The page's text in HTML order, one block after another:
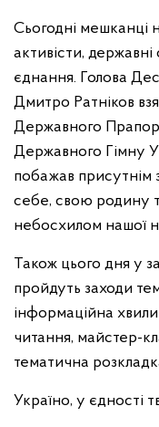
Сьогодні мешканці
активісти,
єднання. Голова
Дмитро Ратніков
Державного
Державного Гімну
побажав присутнім
себе, свою родину
небосхилом нашої
Також цього дня у
пройдуть заходи
інформаційна
читання, майстер-
тематична
Україно, у єдності